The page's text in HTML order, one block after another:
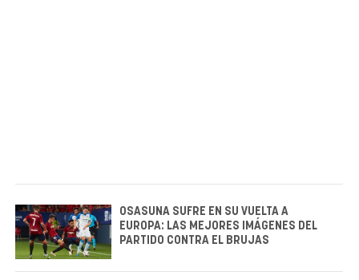
OSASUNA SUFRE EN SU VUELTA A
EUROPA: LAS MEJORES IMÁGENES DEL
PARTIDO CONTRA EL BRUJAS